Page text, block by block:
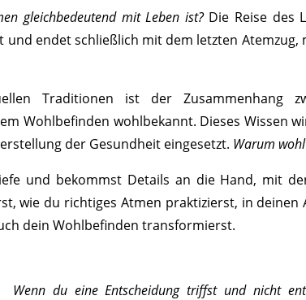
gleichbedeutend mit Leben ist?Die Reise des
und endet schließlich mit dem letzten
Traditionen ist der Zusammenhang
Wohlbefinden wohlbekannt. Dieses Wissen
der Gesundheit eingesetzt. Warum
und bekommst Details an die Hand, mit
wie du richtiges Atmen praktizierst, in
dein Wohlbefinden transformierst.
Wenn du eine Entscheidung triffst und nicht